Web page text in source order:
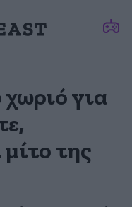
για
της